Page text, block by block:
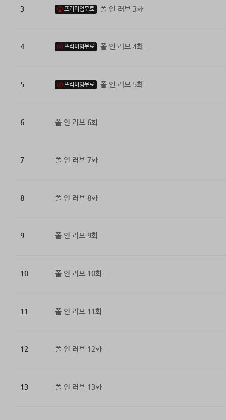
3 프리미엄무료 폴 인 러브 3화
4 프리미엄무료 폴 인 러브 4화
5 프리미엄무료 폴 인 러브 5화
6 폴 인 러브 6화
7 폴 인 러브 7화
8 폴 인 러브 8화
9 폴 인 러브 9화
10 폴 인 러브 10화
11 폴 인 러브 11화
12 폴 인 러브 12화
13 폴 인 러브 13화